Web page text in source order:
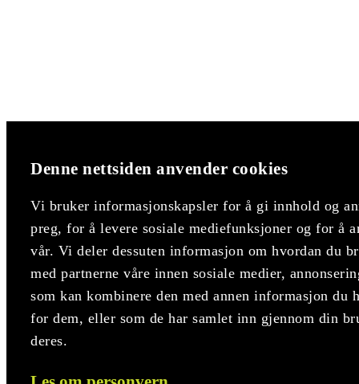
Denne nettsiden anvender cookies
Vi bruker informasjonskapsler for å gi innhold og
preg, for å levere sosiale mediefunksjoner og for å
vår. Vi deler dessuten informasjon om hvordan du
med partnerne våre innen sosiale medier,
som kan kombinere den med annen informasjon
for dem, eller som de har samlet inn gjennom din
deres.